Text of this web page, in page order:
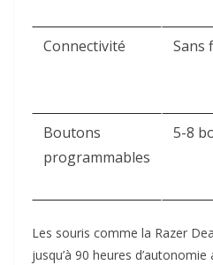
Connectivité
Sans
Boutons
programmables
5-8
Les souris comme la Razer
jusqu’à 90 heures